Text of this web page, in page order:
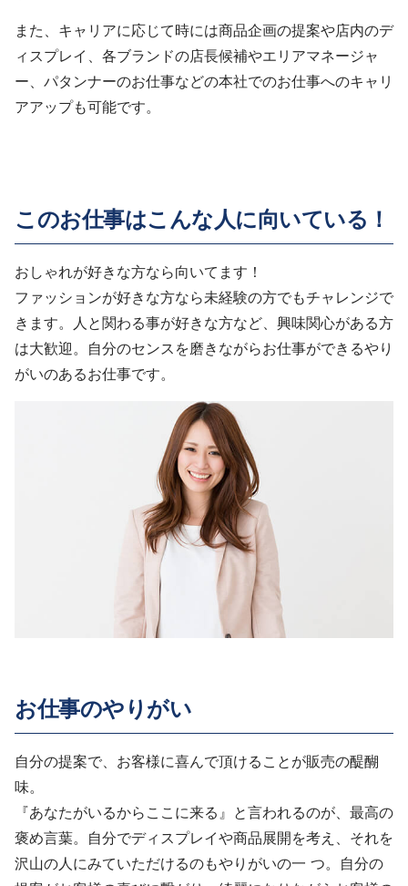
また、キャリアに応じて時には商品企画の提案や店内のデ
ィスプレイ、各ブランドの店長候補やエリアマネージャ
ー、パタンナーのお仕事などの本社でのお仕事へのキャリ
アアップも可能です。
このお仕事はこんな人に向いている！
おしゃれが好きな方なら向いてます！
ファッションが好きな方なら未経験の方でもチャレンジで
きます。人と関わる事が好きな方など、興味関心がある方
は大歓迎。自分のセンスを磨きながらお仕事ができるやり
がいのあるお仕事です。
お仕事のやりがい
自分の提案で、お客様に喜んで頂けることが販売の醍醐
味。
『あなたがいるからここに来る』と言われるのが、最高の
褒め言葉。自分でディスプレイや商品展開を考え、それを
沢山の人にみていただけるのもやりがいの一 つ。自分の